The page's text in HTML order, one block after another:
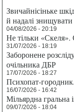
Звичайнісіньке
й надалі
04/08/2026 - 20:19
Не тільки
31/07/2026 - 18:19
Заборонене
очільника ДБР
17/07/2026 - 18:27
Психопат-
16/07/2026 - 16:42
Мільярдна гральна
09/07/2026 - 18:04